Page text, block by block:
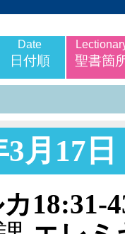
Date
日付順 聖書箇
3月17
18:31-